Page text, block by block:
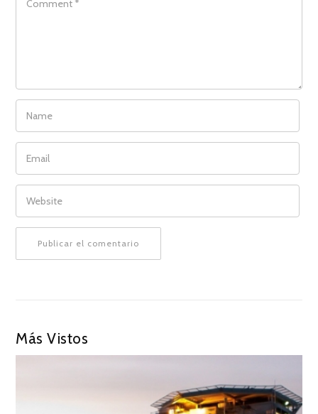
NAME
EMAIL
WEBSITE
Más Vistos